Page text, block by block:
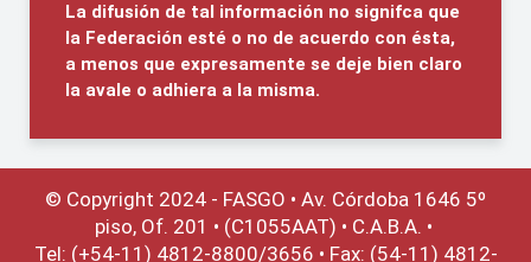
La difusión de tal información no signifca que
la Federación esté o no de acuerdo con ésta,
a menos que expresamente se deje bien claro
la avale o adhiera a la misma.
© Copyright 2024 - FASGO • Av. Córdoba 1646 5º
piso, Of. 201 • (C1055AAT) • C.A.B.A. •
Tel: (+54-11) 4812-8800/3656 • Fax: (54-11) 4812-